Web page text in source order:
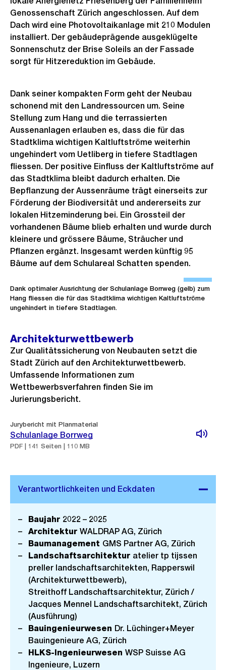
Genossenschaft Zürich angeschlossen. Auf dem
Dach wird eine Photovoltaikanlage mit 210 Modulen
installiert. Der gebäudeprägende ausgeklügelte
Sonnenschutz der Brise Soleils an der Fassade
sorgt für Hitzereduktion im Gebäude.
Dank seiner kompakten Form geht der Neubau
schonend mit den Landressourcen um. Seine
Stellung zum Hang und die terrassierten
Aussenanlagen erlauben es, dass die für das
Stadtklima wichtigen Kaltluftströme weiterhin
ungehindert vom Uetliberg in tiefere Stadtlagen
fliessen. Der positive Einfluss der Kaltluftströme auf
das Stadtklima bleibt dadurch erhalten. Die
Bepflanzung der Aussenräume trägt einerseits zur
Förderung der Biodiversität und andererseits zur
lokalen Hitzeminderung bei. Ein Grossteil der
vorhandenen Bäume blieb erhalten und wurde durch
kleinere und grössere Bäume, Sträucher und
Pflanzen ergänzt. Insgesamt werden künftig 95
Bäume auf dem Schulareal Schatten spenden.
f
f
r
s
a
n
Dank optimaler Ausrichtung der Schulanlage Borrweg (gelb) zum
Hang fliessen die für das Stadtklima wichtigen Kaltluftströme
ungehindert in tiefere Stadtlagen.
Architekturwettbewerb
Zur Qualitätssicherung von Neubauten setzt die
Stadt Zürich auf den Architekturwettbewerb.
Umfassende Informationen zum
Wettbewerbsverfahren finden Sie im
Jurierungsbericht.
Jurybericht mit Planmaterial
Schulanlage Borrweg
PDF | 141 Seiten | 110 MB
Baujahr 2022 – 2025
Architektur WALDRAP AG, Zürich
Baumanagement GMS Partner AG, Zürich
Landschaftsarchitektur atelier tp tijssen
preller landschaftsarchitekten, Rapperswil
(Architekturwettbewerb),
Streithoff Landschaftsarchitektur, Zürich /
Jacques Mennel Landschaftsarchitekt, Zürich
(Ausführung)
Bauingenieurwesen Dr. Lüchinger+Meyer
Bauingenieure AG, Zürich
HLKS-Ingenieurwesen WSP Suisse AG
Ingenieure, Luzern